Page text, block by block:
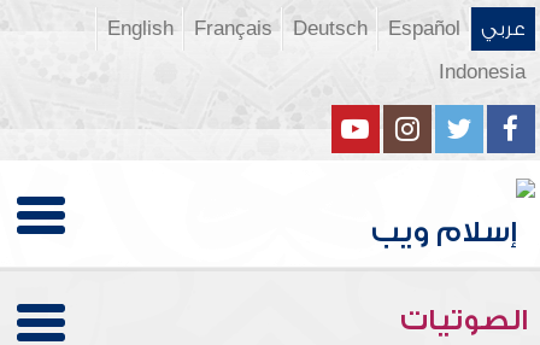
عربي Español
Deutsch
Français
English
Indonesia
الصوتيات